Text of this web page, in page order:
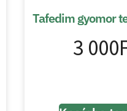
Tafedim gyomor
3 000